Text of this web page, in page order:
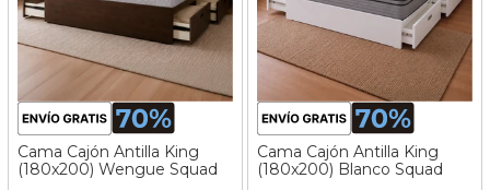
Cama Cajón Antilla King
(180x200) Wengue Squad
Cama Cajón Antilla King
(180x200) Blanco Squad